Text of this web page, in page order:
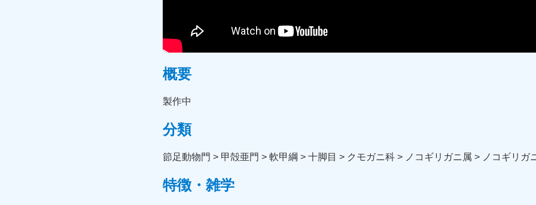
概要
製作中
分類
節足動物門 > 甲殻亜門 > 軟甲綱 > 十脚目 > クモガニ科 > ノコギリガニ属 > ノコギリガ
特徴・雑学